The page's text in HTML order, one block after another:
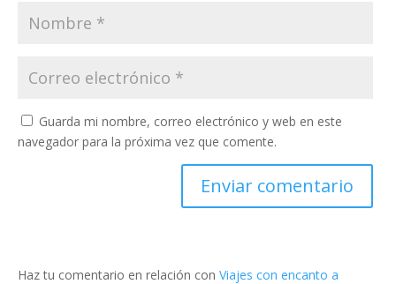
Guarda mi nombre, correo electrónico y web en este
navegador para la próxima vez que comente.
Haz tu comentario en relación con Viajes con encanto a